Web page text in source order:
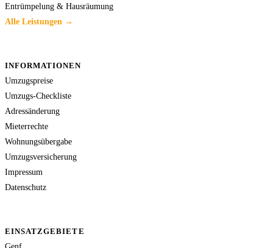
Entrümpelung & Hausräumung
Alle Leistungen →
INFORMATIONEN
Umzugspreise
Umzugs-Checkliste
Adressänderung
Mieterrechte
Wohnungsübergabe
Umzugsversicherung
Impressum
Datenschutz
EINSATZGEBIETE